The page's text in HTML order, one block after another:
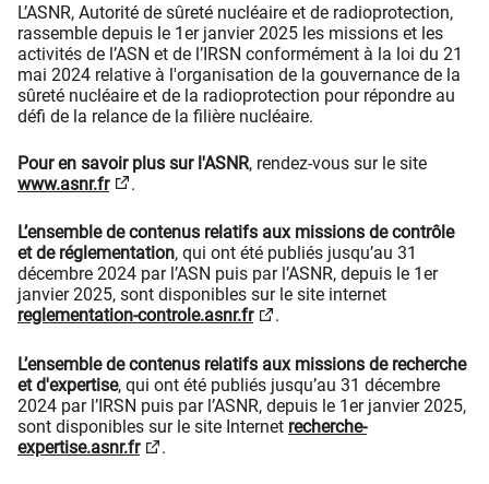
L’ASNR, Autorité de sûreté nucléaire et de radioprotection,
rassemble depuis le 1er janvier 2025 les missions et les
activités de l’ASN et de l’IRSN conformément à la loi du 21
mai 2024 relative à l'organisation de la gouvernance de la
sûreté nucléaire et de la radioprotection pour répondre au
défi de la relance de la filière nucléaire.
Pour en savoir plus sur l'ASNR, rendez-vous sur le site
www.asnr.fr
.
L’ensemble de contenus relatifs aux missions de contrôle
et de réglementation, qui ont été publiés jusqu’au 31
décembre 2024 par l’ASN puis par l’ASNR, depuis le 1er
janvier 2025, sont disponibles sur le site internet
reglementation-controle.asnr.fr
.
L’ensemble de contenus relatifs aux missions de recherche
et d'expertise, qui ont été publiés jusqu’au 31 décembre
2024 par l’IRSN puis par l’ASNR, depuis le 1er janvier 2025,
sont disponibles sur le site Internet recherche-
expertise.asnr.fr
.